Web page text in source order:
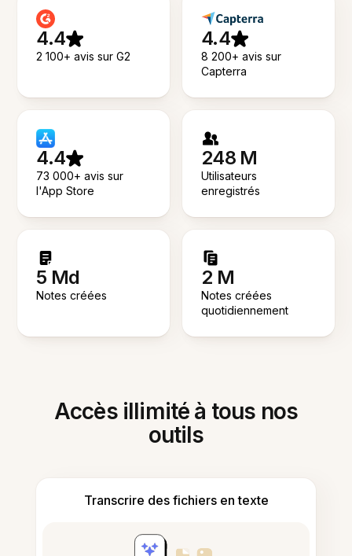
4.4
2 100+ avis sur G2
4.4
8 200+ avis sur
Capterra
4.4
73 000+ avis sur
l'App Store
248 M
Utilisateurs
enregistrés
5 Md
Notes créées
2 M
Notes créées
quotidiennement
Accès illimité à tous nos
outils
Transcrire des fichiers en texte